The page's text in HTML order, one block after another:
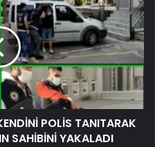
POLİS TANITARAK
SAHİBİNİ YAKALADI